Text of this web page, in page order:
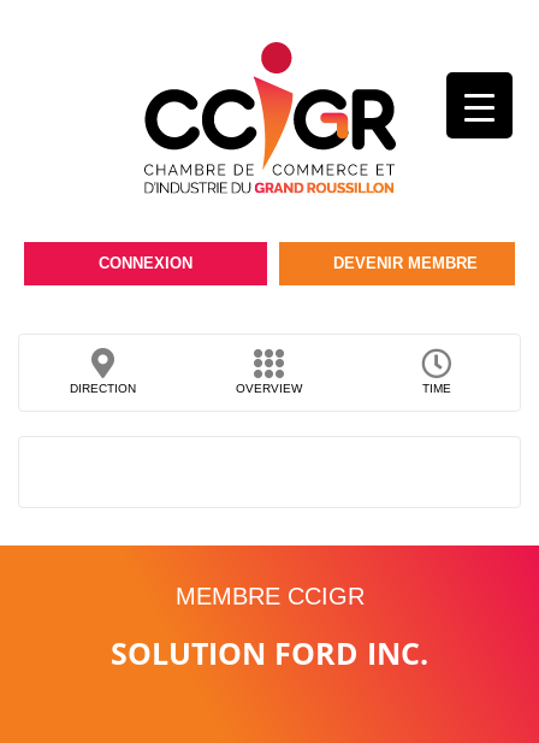
CONNEXION DEVENIR MEMBRE
DIRECTION OVERVIEW TIME
MEMBRE CCIGR
SOLUTION FORD INC.